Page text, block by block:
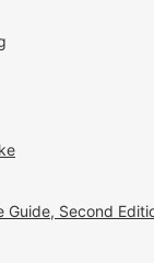
Guide, Second